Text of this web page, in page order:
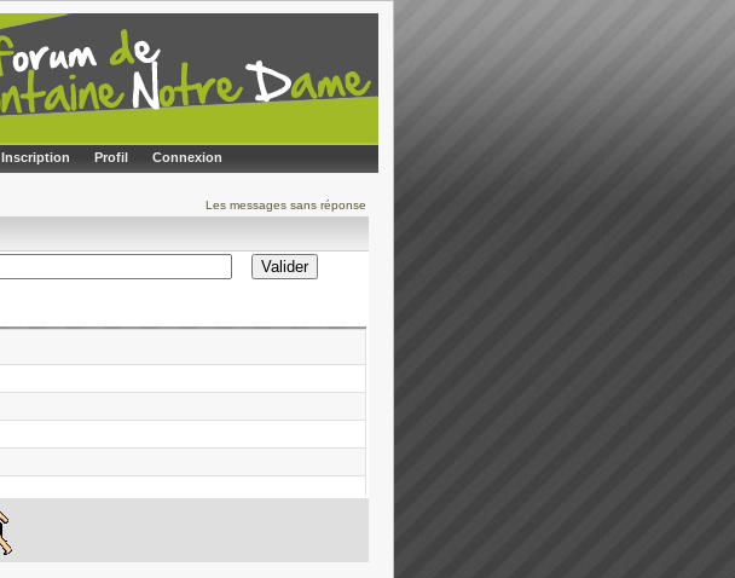
Inscription Profil Connexion
Les messages sans réponse